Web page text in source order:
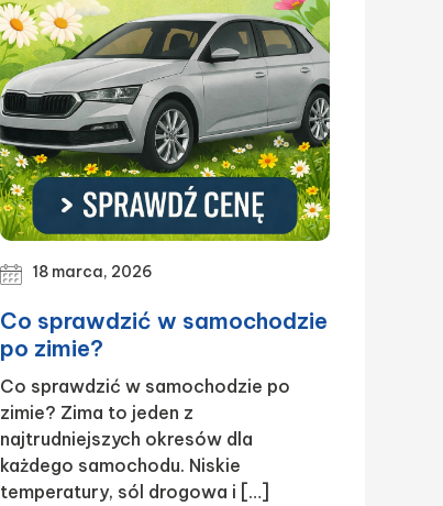
18 marca, 2026
Co sprawdzić w samochodzie
po zimie?
Co sprawdzić w samochodzie po
zimie? Zima to jeden z
najtrudniejszych okresów dla
każdego samochodu. Niskie
temperatury, sól drogowa i […]